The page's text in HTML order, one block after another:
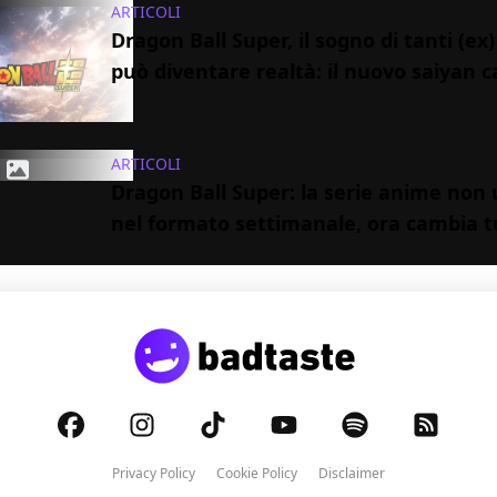
ARTICOLI
Dragon Ball Super, il sogno di tanti
può diventare realtà: il nuovo saiyan
ARTICOLI
Privacy Policy Cookie Policy Disclaimer